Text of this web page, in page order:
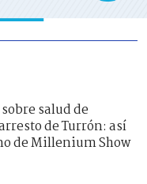
salud de
de Turrón: así
de Millenium Show